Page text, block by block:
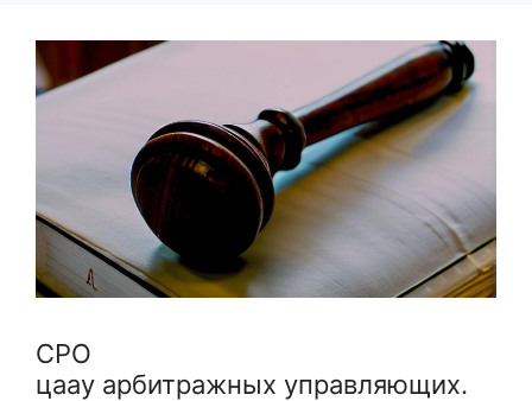
СРО
цаау арбитражных управляющих.